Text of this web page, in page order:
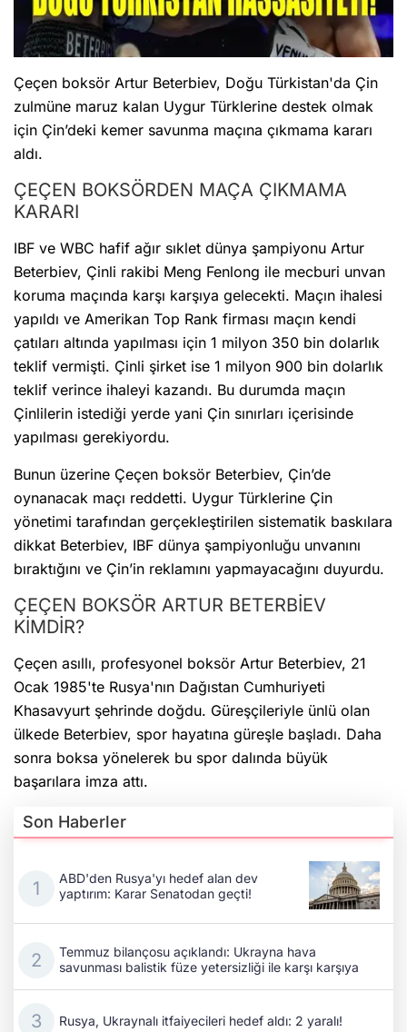
Çeçen boksör Artur Beterbiev, Doğu Türkistan'da Çin
zulmüne maruz kalan Uygur Türklerine destek olmak
için Çin’deki kemer savunma maçına çıkmama kararı
aldı.
ÇEÇEN BOKSÖRDEN MAÇA ÇIKMAMA
KARARI
IBF ve WBC hafif ağır sıklet dünya şampiyonu Artur
Beterbiev, Çinli rakibi Meng Fenlong ile mecburi unvan
koruma maçında karşı karşıya gelecekti. Maçın ihalesi
yapıldı ve Amerikan Top Rank firması maçın kendi
çatıları altında yapılması için 1 milyon 350 bin dolarlık
teklif vermişti. Çinli şirket ise 1 milyon 900 bin dolarlık
teklif verince ihaleyi kazandı. Bu durumda maçın
Çinlilerin istediği yerde yani Çin sınırları içerisinde
yapılması gerekiyordu.
Bunun üzerine Çeçen boksör Beterbiev, Çin’de
oynanacak maçı reddetti. Uygur Türklerine Çin
yönetimi tarafından gerçekleştirilen sistematik baskılara
dikkat Beterbiev, IBF dünya şampiyonluğu unvanını
bıraktığını ve Çin’in reklamını yapmayacağını duyurdu.
ÇEÇEN BOKSÖR ARTUR BETERBİEV
KİMDİR?
Çeçen asıllı, profesyonel boksör Artur Beterbiev, 21
Ocak 1985'te Rusya'nın Dağıstan Cumhuriyeti
Khasavyurt şehrinde doğdu. Güreşçileriyle ünlü olan
ülkede Beterbiev, spor hayatına güreşle başladı. Daha
sonra boksa yönelerek bu spor dalında büyük
başarılara imza attı.
Son Haberler
ABD'den Rusya'yı hedef alan dev
yaptırım: Karar Senatodan geçti!
Temmuz bilançosu açıklandı: Ukrayna hava
savunması balistik füze yetersizliği ile karşı karşıya
Rusya, Ukraynalı itfaiyecileri hedef aldı: 2 yaralı!